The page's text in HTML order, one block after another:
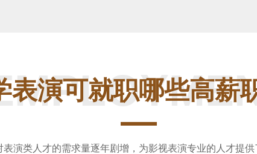
表演可就职哪些高薪
演类人才的需求量逐年剧增，为影视表演专业的人才提